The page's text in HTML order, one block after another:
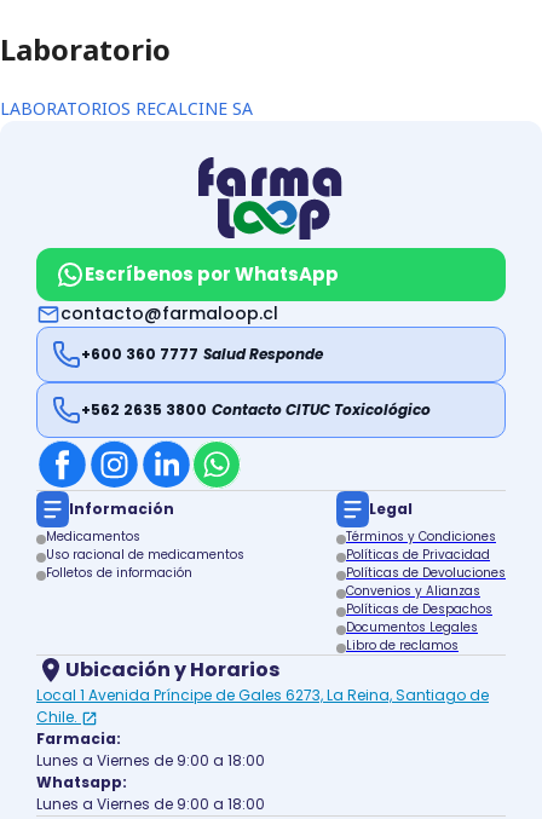
Laboratorio
LABORATORIOS RECALCINE SA
Escríbenos por WhatsApp
contacto@farmaloop.cl
+600 360 7777 Salud Responde
+562 2635 3800 Contacto CITUC Toxicológico
Información
Medicamentos
Uso racional de medicamentos
Folletos de información
Legal
Términos y Condiciones
Políticas de Privacidad
Políticas de Devoluciones
Convenios y Alianzas
Políticas de Despachos
Documentos Legales
Libro de reclamos
Ubicación y Horarios
Local 1 Avenida Príncipe de Gales 6273, La Reina, Santiago de
Chile.
Farmacia:
Lunes a Viernes de 9:00 a 18:00
Whatsapp:
Lunes a Viernes de 9:00 a 18:00